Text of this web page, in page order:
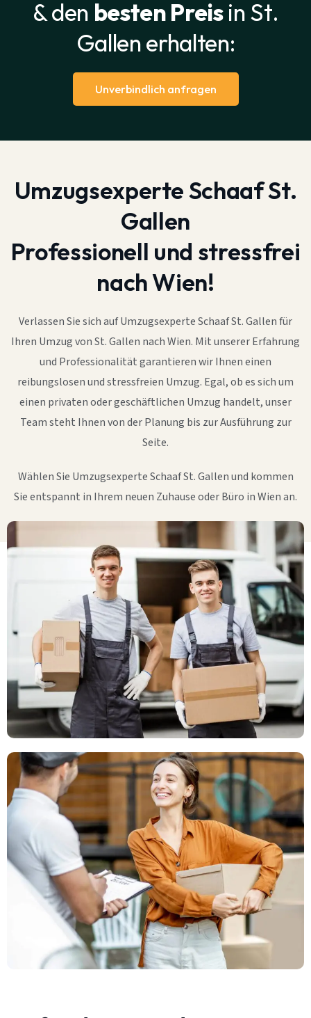
& den besten Preisin St.
Gallen erhalten:
Unverbindlich anfragen
Umzugsexperte Schaaf St.
Gallen
Professionell und stressfrei
nach Wien!
Verlassen Sie sich auf Umzugsexperte Schaaf St. Gallen für
Ihren Umzug von St. Gallen nach Wien. Mit unserer Erfahrung
und Professionalität garantieren wir Ihnen einen
reibungslosen und stressfreien Umzug. Egal, ob es sich um
einen privaten oder geschäftlichen Umzug handelt, unser
Team steht Ihnen von der Planung bis zur Ausführung zur
Seite.
Wählen Sie Umzugsexperte Schaaf St. Gallen und kommen
Sie entspannt in Ihrem neuen Zuhause oder Büro in Wien an.